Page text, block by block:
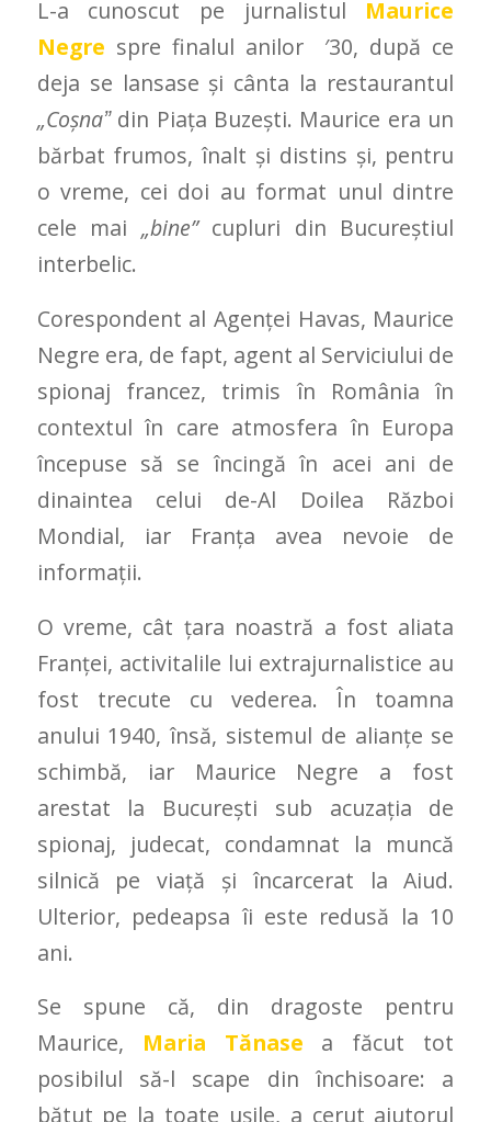
L-a cunoscut pe jurnalistul Maurice
Negre spre finalul anilor ′30, după ce
deja se lansase şi cânta la restaurantul
„Coşnaˮdin Piaţa Buzeşti. Maurice era un
bărbat frumos, înalt şi distins şi, pentru
o vreme, cei doi au format unul dintre
cele mai „bine”cupluri din Bucureştiul
interbelic.
Corespondent al Agenţei Havas, Maurice
Negre era, de fapt, agent al Serviciului de
spionaj francez, trimis în România în
contextul în care atmosfera în Europa
începuse să se încingă în acei ani de
dinaintea celui de-Al Doilea Război
Mondial, iar Franţa avea nevoie de
informaţii.
O vreme, cât ţara noastră a fost aliata
Franţei, activitalile lui extrajurnalistice au
fost trecute cu vederea. În toamna
anului 1940, însă, sistemul de alianţe se
schimbă, iar Maurice Negre a fost
arestat la Bucureşti sub acuzaţia de
spionaj, judecat, condamnat la muncă
silnică pe viaţă şi încarcerat la Aiud.
Ulterior, pedeapsa îi este redusă la 10
ani.
Se spune că, din dragoste pentru
Maurice, Maria Tănase a făcut tot
posibilul să-l scape din închisoare: a
bătut pe la toate uşile, a cerut ajutorul